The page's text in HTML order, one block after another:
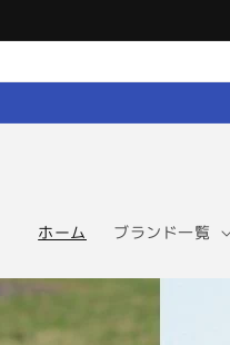
ホーム ブランド一覧